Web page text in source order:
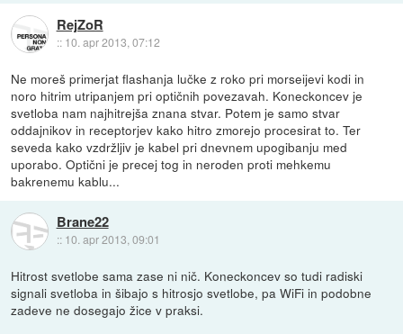
RejZoR
:: 10. apr 2013, 07:12
Ne moreš primerjat flashanja lučke z roko pri morseijevi kodi in
noro hitrim utripanjem pri optičnih povezavah. Koneckoncev je
svetloba nam najhitrejša znana stvar. Potem je samo stvar
oddajnikov in receptorjev kako hitro zmorejo procesirat to. Ter
seveda kako vzdržljiv je kabel pri dnevnem upogibanju med
uporabo. Optični je precej tog in neroden proti mehkemu
bakrenemu kablu...
Brane22
:: 10. apr 2013, 09:01
Hitrost svetlobe sama zase ni nič. Koneckoncev so tudi radiski
signali svetloba in šibajo s hitrosjo svetlobe, pa WiFi in podobne
zadeve ne dosegajo žice v praksi.